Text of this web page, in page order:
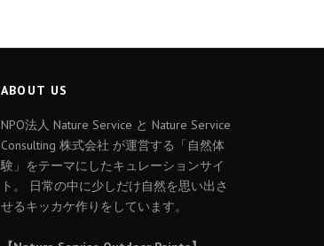
ABOUT US
NPO法人 Nature Service と Nature Service
Consulting 株式会社 が運営する「自然体
験」をテーマにしたキュレーションサイ
ト。 日常の中に少しだけ自然を思い出さ
せるキッカケ作りをしています。